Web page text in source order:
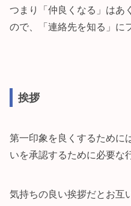
つまり「仲良くなる」はあ
ので、「連絡先を知る」に
挨拶
第一印象を良くするために
いを承認するために必要な
気持ちの良い挨拶だとお互